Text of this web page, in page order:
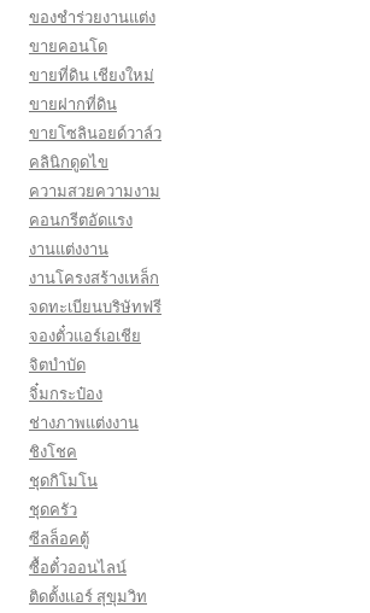
ของชำร่วยงานแต่ง
ขายคอนโด
ขายที่ดิน เชียงใหม่
ขายฝากที่ดิน
ขายโซลินอยด์วาล์ว
คลินิกดูดไข
ความสวยความงาม
คอนกรีตอัดแรง
งานแต่งงาน
งานโครงสร้างเหล็ก
จดทะเบียนบริษัทฟรี
จองตั๋วแอร์เอเชีย
จิตบำบัด
จิ๋มกระป๋อง
ช่างภาพแต่งงาน
ชิงโชค
ชุดกิโมโน
ชุดครัว
ซีลล็อคตู้
ซื้อตั๋วออนไลน์
ติดตั้งเเอร์ สุขุมวิท